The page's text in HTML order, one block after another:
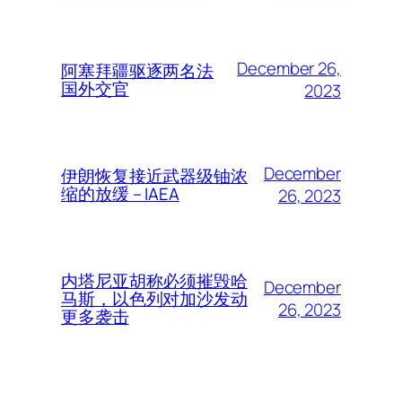
阿塞拜疆驱逐两名法
国外交官
December 26,
2023
伊朗恢复接近武器级铀浓
缩的放缓 – IAEA
December
26, 2023
内塔尼亚胡称必须摧毁哈
马斯，以色列对加沙发动
更多袭击
December
26, 2023